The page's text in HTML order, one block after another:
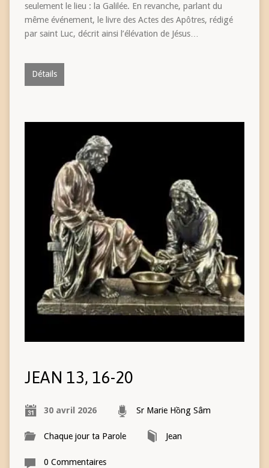
seulement le lieu : la Galilée. En revanche, parlant du
même événement, le livre des Actes des Apôtres, rédigé
par saint Luc, décrit ainsi l’élévation de Jésus…
Détails
JEAN 13, 16-20
30 avril 2026 Sr Marie Hồng Sâm
Chaque jour ta Parole Jean
0 Commentaires